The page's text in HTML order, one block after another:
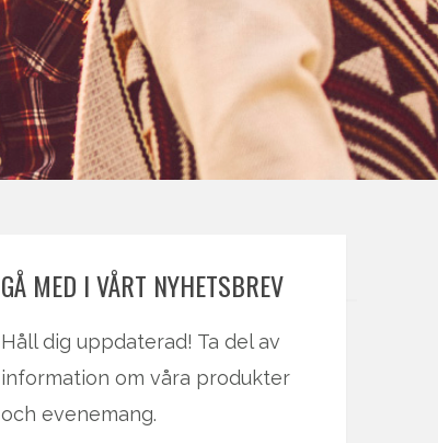
GÅ MED I VÅRT NYHETSBREV
Håll dig uppdaterad! Ta del av
information om våra produkter
och evenemang.